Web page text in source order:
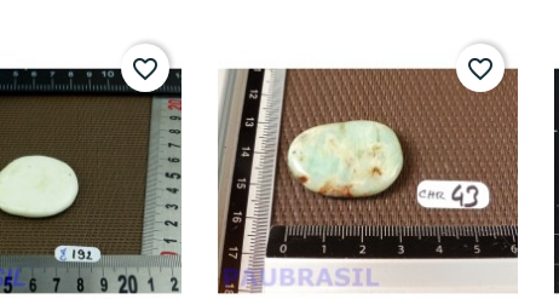
favorite_border favorite_border